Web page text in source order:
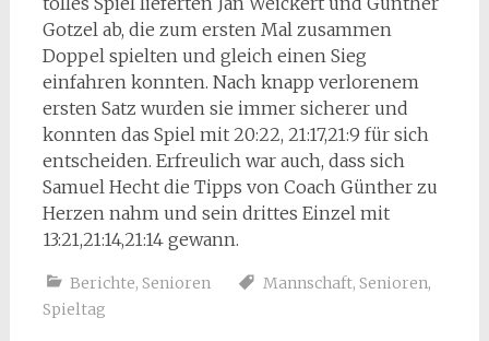
Gotzel ab, die zum ersten Mal zusammen
Doppel spielten und gleich einen Sieg
einfahren konnten. Nach knapp verlorenem
ersten Satz wurden sie immer sicherer und
konnten das Spiel mit 20:22, 21:17,21:9 für sich
entscheiden. Erfreulich war auch, dass sich
Samuel Hecht die Tipps von Coach Günther zu
Herzen nahm und sein drittes Einzel mit
13:21,21:14,21:14 gewann.
Berichte, Senioren Mannschaft, Senioren,
Spieltag